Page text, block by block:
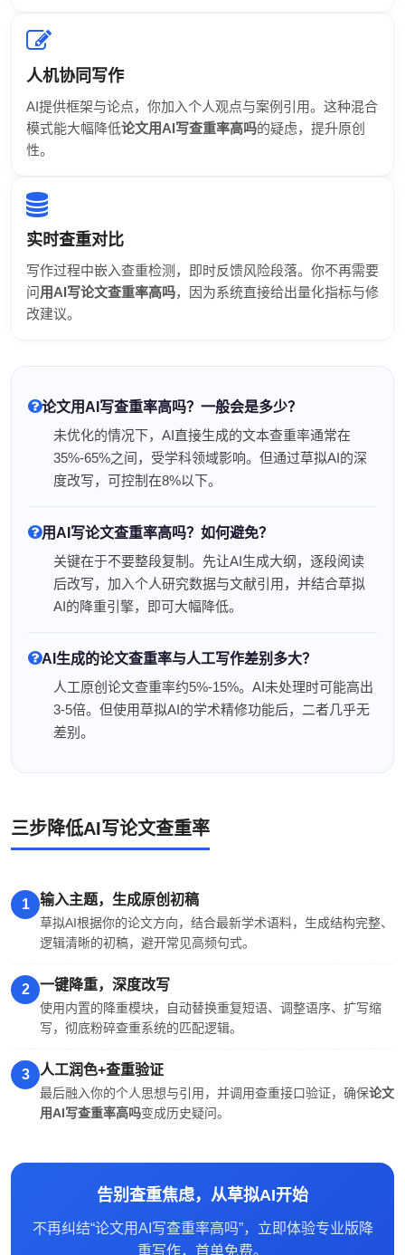
人机协同写作
AI提供框架与论点，你加入个人观点与案例引用。这种混合
模式能大幅降低论文用AI写查重率高吗的疑虑，提升原创
性。
实时查重对比
写作过程中嵌入查重检测，即时反馈风险段落。你不再需要
问用AI写论文查重率高吗，因为系统直接给出量化指标与修
改建议。
论文用AI写查重率高吗？一般会是多少？
未优化的情况下，AI直接生成的文本查重率通常在
35%-65%之间，受学科领域影响。但通过草拟AI的深
度改写，可控制在8%以下。
用AI写论文查重率高吗？如何避免？
关键在于不要整段复制。先让AI生成大纲，逐段阅读
后改写，加入个人研究数据与文献引用，并结合草拟
AI的降重引擎，即可大幅降低。
AI生成的论文查重率与人工写作差别多大？
人工原创论文查重率约5%-15%。AI未处理时可能高出
3-5倍。但使用草拟AI的学术精修功能后，二者几乎无
差别。
三步降低AI写论文查重率
1 输入主题，生成原创初稿
草拟AI根据你的论文方向，结合最新学术语料，生成结构完整、
逻辑清晰的初稿，避开常见高频句式。
2 一键降重，深度改写
使用内置的降重模块，自动替换重复短语、调整语序、扩写缩
写，彻底粉碎查重系统的匹配逻辑。
3 人工润色+查重验证
最后融入你的个人思想与引用，并调用查重接口验证，确保论文
用AI写查重率高吗变成历史疑问。
告别查重焦虑，从草拟AI开始
不再纠结“论文用AI写查重率高吗”，立即体验专业版降
重写作，首单免费。